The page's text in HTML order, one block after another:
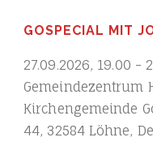
GOSPECIAL MIT
27.09.2026, 19.00 -
Gemeindezentrum
Kirchengemeinde
44, 32584 Löhne,